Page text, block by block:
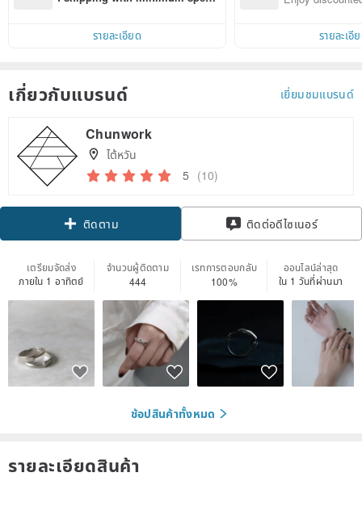
รายละเอียด
รายละเอี
เกี่ยวกับแบรนด์ เยี่ยมชมแบรนด์
Chunwork
ไต้หวัน
5 (10)
ติดตาม ติดต่อดีไซเนอร์
เตรียมจัดส่ง
ภายใน 1 อาทิตย์
จำนวนผู้ติดตาม
444
เรทการตอบกลับ
100%
ออนไลน์ล่าสุด
ใน 1 วันที่ผ่านมา
ช้อปสินค้าทั้งหมด
รายละเอียดสินค้า